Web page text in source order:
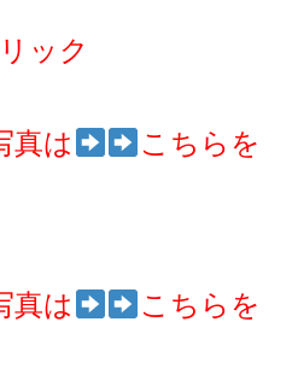
ック
真は こちらを
真は こちらを